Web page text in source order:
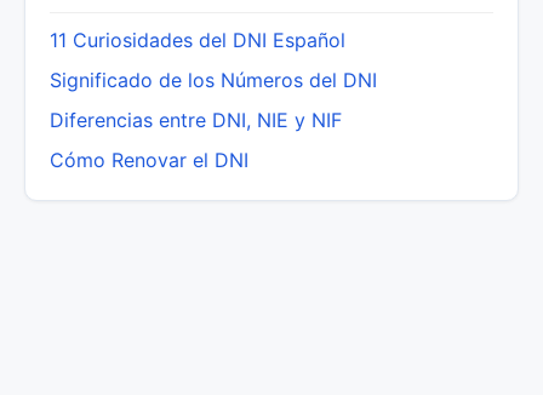
11 Curiosidades del DNI Español
Significado de los Números del DNI
Diferencias entre DNI, NIE y NIF
Cómo Renovar el DNI